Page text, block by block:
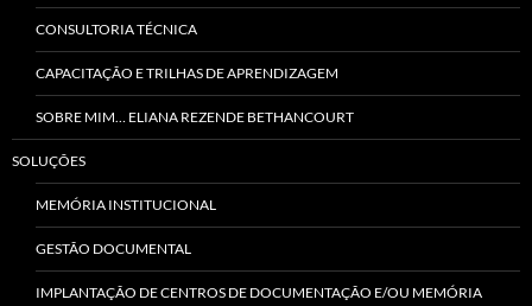
CONSULTORIA TÉCNICA
CAPACITAÇÃO E TRILHAS DE APRENDIZAGEM
SOBRE MIM… ELIANA REZENDE BETHANCOURT
SOLUÇÕES
MEMÓRIA INSTITUCIONAL
GESTÃO DOCUMENTAL
IMPLANTAÇÃO DE CENTROS DE DOCUMENTAÇÃO E/OU MEMÓRIA